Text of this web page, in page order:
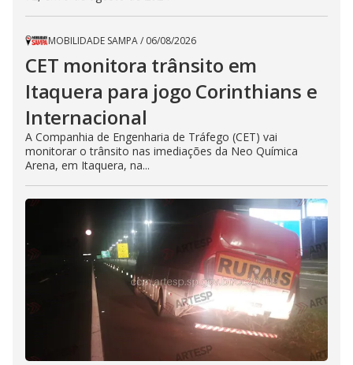
MOBILIDADE SAMPA/ 06/08/2026
CET monitora trânsito em
Itaquera para jogo Corinthians e
Internacional
A Companhia de Engenharia de Tráfego (CET) vai
monitorar o trânsito nas imediações da Neo Química
Arena, em Itaquera, na...